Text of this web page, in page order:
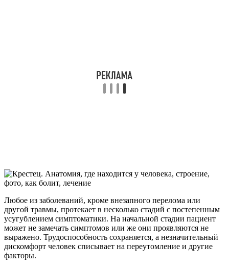
Любое из заболеваний, кроме внезапного перелома или
другой травмы, протекает в несколько стадий с постепенным
усугублением симптоматики. На начальной стадии пациент
может не замечать симптомов или же они проявляются не
выражено. Трудоспособность сохраняется, а незначительный
дискомфорт человек списывает на переутомление и другие
факторы.